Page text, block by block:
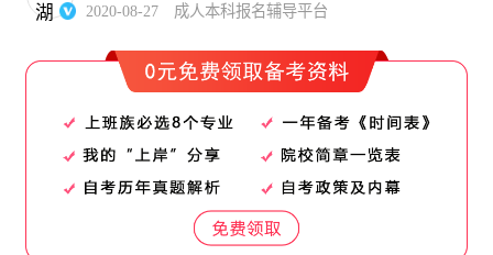
2020-08-27 成人本科报名辅导平台